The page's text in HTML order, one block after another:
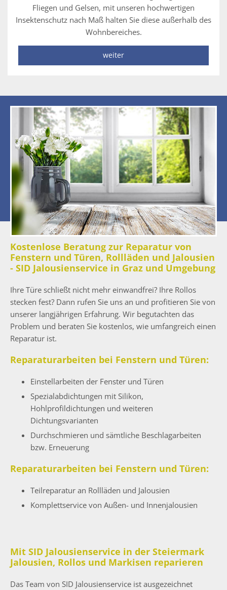
Fliegen und Gelsen, mit unseren hochwertigen
Insektenschutz nach Maß halten Sie diese außerhalb des
Wohnbereiches.
weiter
Kostenlose Beratung zur Reparatur von
Fenstern und Türen, Rollläden und Jalousien
- SID Jalousienservice in Graz und Umgebung
Ihre Türe schließt nicht mehr einwandfrei? Ihre Rollos
stecken fest? Dann rufen Sie uns an und profitieren Sie von
unserer langjährigen Erfahrung. Wir begutachten das
Problem und beraten Sie kostenlos, wie umfangreich einen
Reparatur ist.
Reparaturarbeiten bei Fenstern und Türen:
Einstellarbeiten der Fenster und Türen
Spezialabdichtungen mit Silikon,
Hohlprofildichtungen und weiteren
Dichtungsvarianten
Durchschmieren und sämtliche Beschlagarbeiten
bzw. Erneuerung
Reparaturarbeiten bei Fenstern und Türen:
Teilreparatur an Rollläden und Jalousien
Komplettservice von Außen- und Innenjalousien
Mit SID Jalousienservice in der Steiermark
Jalousien, Rollos und Markisen reparieren
Das Team von SID Jalousienservice ist ausgezeichnet